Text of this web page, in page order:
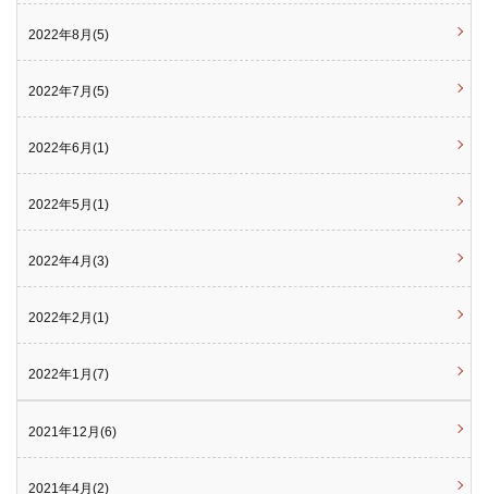
2022年8月(5)
2022年7月(5)
2022年6月(1)
2022年5月(1)
2022年4月(3)
2022年2月(1)
2022年1月(7)
2021年12月(6)
2021年4月(2)